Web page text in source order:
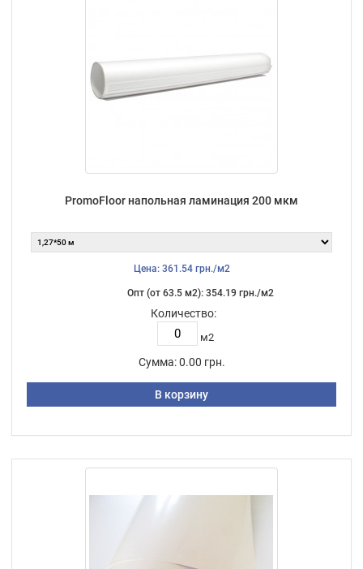
PromoFloor напольная ламинация 200 мкм
Цена: 361.54 грн./м2
Опт (от 63.5 м2): 354.19 грн./м2
Количество:
м2
Сумма: 0.00 грн.
В корзину